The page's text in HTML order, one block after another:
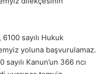
sayılı Hukuk
yoluna başvurulamaz.
Kanun’un 366 ncı